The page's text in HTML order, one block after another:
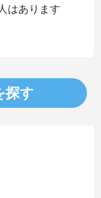
はあります
探す